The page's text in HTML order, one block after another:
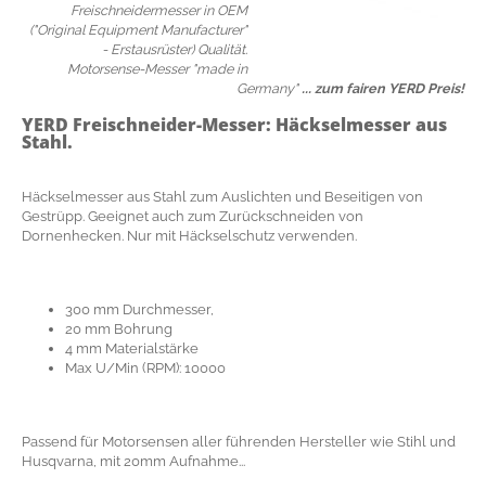
Freischneidermesser in OEM
("Original Equipment Manufacturer"
- Erstausrüster) Qualität.
Motorsense-Messer "made in
Germany" ... zum fairen YERD Preis!
YERD Freischneider-Messer: Häckselmesser aus
Stahl.
Häckselmesser aus Stahl zum Auslichten und Beseitigen von
Gestrüpp. Geeignet auch zum Zurückschneiden von
Dornenhecken. Nur mit Häckselschutz verwenden.
300 mm Durchmesser,
20 mm Bohrung
4 mm Materialstärke
Max U/Min (RPM): 10000
Passend für Motorsensen aller führenden Hersteller wie Stihl und
Husqvarna, mit 20mm Aufnahme...